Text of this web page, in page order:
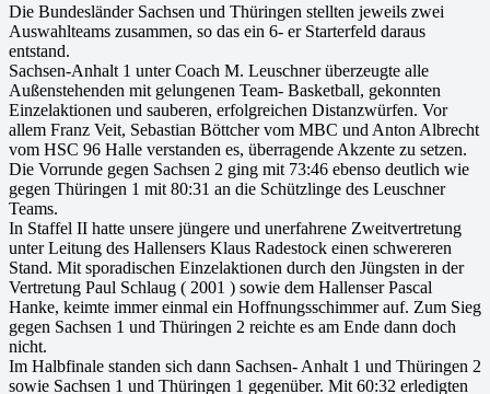
Die Bundesländer Sachsen und Thüringen stellten jeweils zwei
Auswahlteams zusammen, so das ein 6- er Starterfeld daraus
entstand.
Sachsen-Anhalt 1 unter Coach M. Leuschner überzeugte alle
Außenstehenden mit gelungenen Team- Basketball, gekonnten
Einzelaktionen und sauberen, erfolgreichen Distanzwürfen. Vor
allem Franz Veit, Sebastian Böttcher vom MBC und Anton Albrecht
vom HSC 96 Halle verstanden es, überragende Akzente zu setzen.
Die Vorrunde gegen Sachsen 2 ging mit 73:46 ebenso deutlich wie
gegen Thüringen 1 mit 80:31 an die Schützlinge des Leuschner
Teams.
In Staffel II hatte unsere jüngere und unerfahrene Zweitvertretung
unter Leitung des Hallensers Klaus Radestock einen schwereren
Stand. Mit sporadischen Einzelaktionen durch den Jüngsten in der
Vertretung Paul Schlaug ( 2001 ) sowie dem Hallenser Pascal
Hanke, keimte immer einmal ein Hoffnungsschimmer auf. Zum Sieg
gegen Sachsen 1 und Thüringen 2 reichte es am Ende dann doch
nicht.
Im Halbfinale standen sich dann Sachsen- Anhalt 1 und Thüringen 2
sowie Sachsen 1 und Thüringen 1 gegenüber. Mit 60:32 erledigten